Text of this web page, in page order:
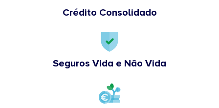
Crédito Consolidado
Seguros Vida e Não Vida